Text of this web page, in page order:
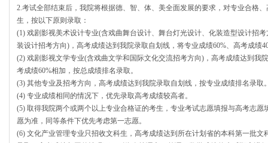
2.考试全部结束后，我院将根据德、智、体、美全面发展的要求，对专业合格
生，按以下原则录取：
(1) 戏剧影视美术设计专业(含戏曲舞台设计、舞台灯光设计、化装造型设计招
装设计招考方向)，高考成绩达到我院录取自划线，将专业成绩60%、高考成绩
(2) 戏剧影视文学专业(含戏曲文学和国际文化交流招考方向)，高考成绩达到我
考成绩60%相加，按总成绩排名录取。
(3) 其他专业及招考方向，高考成绩达到我院录取自划线，按专业成绩排名录取
(4) 专业成绩相同的情况下，优先录取高考成绩较高者。
(5) 取得我院两个或两个以上专业合格证的考生，专业考试志愿填报与高考志愿
愿为准，同等条件下优先考虑第一志愿。
(6) 文化产业管理专业只招收文科生，高考成绩达到所在计划省的本科第一批文